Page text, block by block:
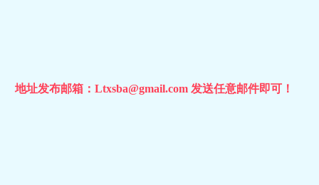
地址发布邮箱：Ltxsba@gmail.com 发送任意邮件即可！